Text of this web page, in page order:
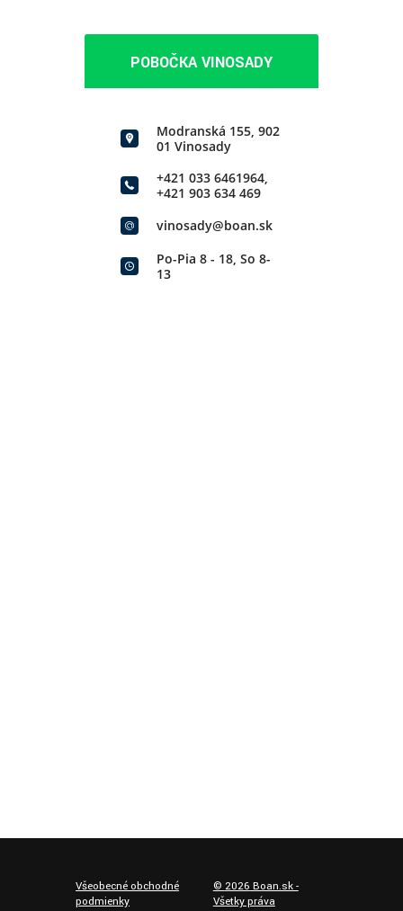
POBOČKA VINOSADY
Modranská 155, 902
01 Vinosady
+421 033 6461964,
+421 903 634 469
vinosady@boan.sk
Po-Pia 8 - 18, So 8-
13
Všeobecné obchodné
podmienky
© 2026 Boan.sk -
Všetky práva